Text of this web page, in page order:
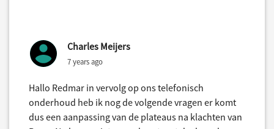
Charles Meijers
7 years ago
Hallo Redmar in vervolg op ons telefonisch
onderhoud heb ik nog de volgende vragen er komt
dus een aanpassing van de plateaus na klachten van